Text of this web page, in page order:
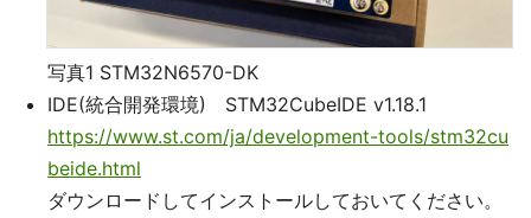
写真1 STM32N6570-DK
IDE(統合開発環境) STM32CubeIDE v1.18.1
https://www.st.com/ja/development-tools/stm32cu
beide.html
ダウンロードしてインストールしておいてください。